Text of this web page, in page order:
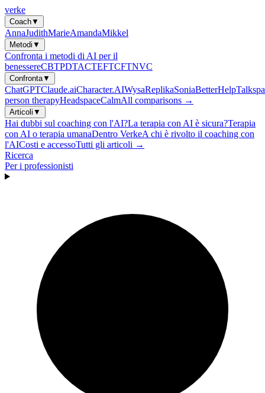
verke
Coach▼
AnnaJudithMarieAmandaMikkel
Metodi ▼
Confronta i metodi di AI per il
benessereCBTPDTACTEFTCFTNVC
Confronta▼
ChatGPTClaude.aiCharacter.AIWysaReplikaSoniaBetterHelp
person therapyHeadspaceCalmAll comparisons →
Articoli ▼
Hai dubbi sul coaching con l'AI?La terapia con AI è sicura?Terapia
con AI o terapia umanaDentro VerkeA chi è rivolto il coaching con
l'AICosti e accessoTutti gli articoli →
Ricerca
Per i professionisti